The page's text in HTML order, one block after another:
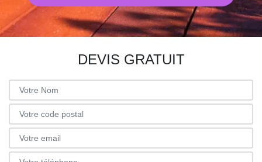
DEVIS GRATUIT